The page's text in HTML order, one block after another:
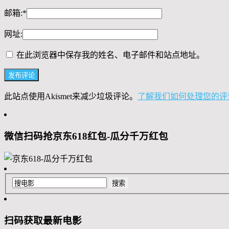
邮箱:*
网址:
在此浏览器中保存我的姓名、电子邮件和站点地址。
此站点使用Akismet来减少垃圾评论。 了解我们如何处理您的
微信扫码抢京东618红包-瓜分千万红包
扫码获取最新电影